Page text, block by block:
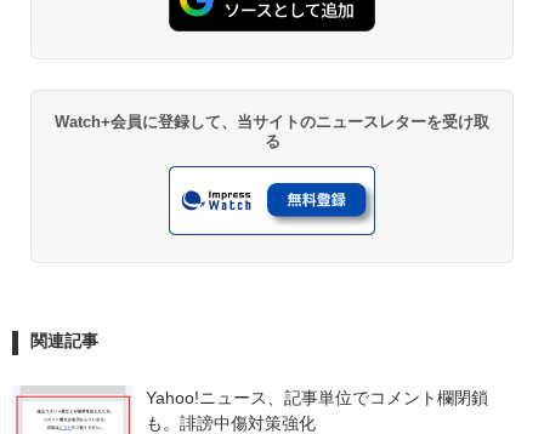
Watch+会員に登録して、当サイトのニュースレターを受け取
る
関連記事
Yahoo!ニュース、記事単位でコメント欄閉鎖
も。誹謗中傷対策強化